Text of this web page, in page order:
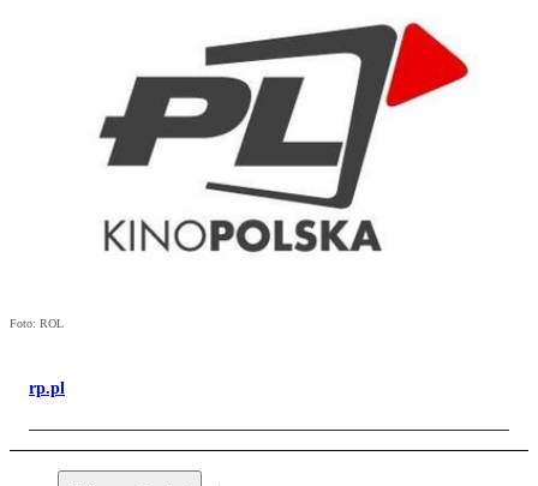
Foto: ROL
rp.pl